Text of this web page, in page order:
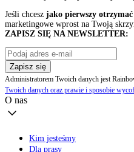
Jeśli chcesz jako pierwszy
marketingowe wprost na Twoją
ZAPISZ SIĘ NA NEWSLETTER:
Zapisz się
Administratorem Twoich danych jest
Twoich danych oraz prawie i sposobie
O nas
Kim jesteśmy
Dla prasy